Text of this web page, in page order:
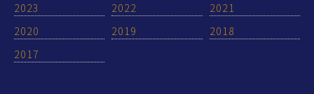
2023
2022
2021
2020
2019
2018
2017